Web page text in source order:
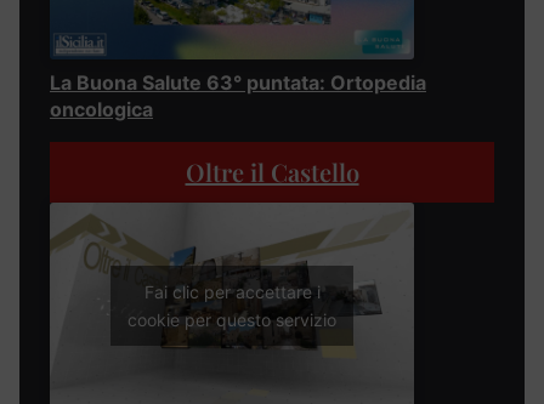
La Buona Salute 63° puntata: Ortopedia
oncologica
Oltre il Castello
Fai clic per accettare i
cookie per questo servizio